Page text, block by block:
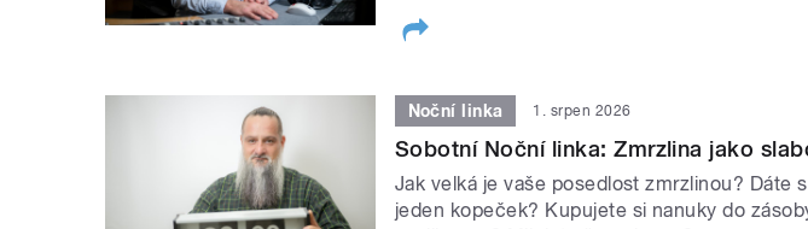
Noční linka 1. srpen 2026
Sobotní Noční linka: Zmrzlina jako
Jak velká je vaše posedlost zmrzlinou? Dáte
jeden kopeček? Kupujete si nanuky do